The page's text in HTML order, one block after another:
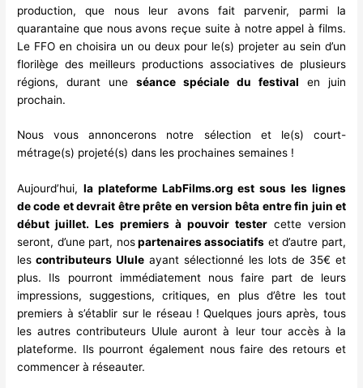
production, que nous leur avons fait parvenir, parmi la
quarantaine que nous avons reçue suite à notre appel à films.
Le FFO en choisira un ou deux pour le(s) projeter au sein d’un
florilège des meilleurs productions associatives de plusieurs
régions, durant uneséance spéciale du festival en juin
prochain.
Nous vous annoncerons notre sélection et le(s) court-
métrage(s) projeté(s) dans les prochaines semaines !
Aujourd’hui, la plateforme LabFilms.org est sous les lignes
de code et devrait être prête en version bêta entre fin juin et
début juillet.Les premiers à pouvoir testercette version
seront, d’une part, nospartenaires associatifs et d’autre part,
les contributeurs Ulule ayant sélectionné les lots de 35€ et
plus. Ils pourront immédiatement nous faire part de leurs
impressions, suggestions, critiques, en plus d’être les tout
premiers à s’établir sur le réseau !Quelques jours après, tous
les autres contributeurs Ulule auront à leur tour accès à la
plateforme. Ils pourront également nous faire des retours et
commencer à réseauter.